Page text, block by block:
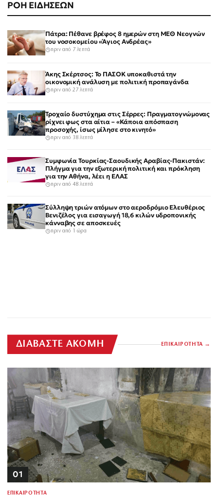
ΡΟΗ ΕΙΔΗΣΕΩΝ
Πάτρα: Πέθανε βρέφος 8 ημερών στη ΜΕΘ Νεογνών
του νοσοκομείου «Άγιος Ανδρέας»
πριν από 7 λεπτά
Άκης Σκέρτσος: Το ΠΑΣΟΚ υποκαθιστά την
οικονομική ανάλυση με πολιτική προπαγάνδα
πριν από 27 λεπτά
Τροχαίο δυστύχημα στις Σέρρες: Πραγματογνώμονας
ρίχνει φως στα αίτια – «Κάποια απόσπαση
προσοχής, ίσως μίλησε στο κινητό»
πριν από 38 λεπτά
Συμφωνία Τουρκίας-Σαουδικής Αραβίας-Πακιστάν:
Πλήγμα για την εξωτερική πολιτική και πρόκληση
για την Αθήνα, λέει η ΕΛΑΣ
πριν από 48 λεπτά
Σύλληψη τριών ατόμων στο αεροδρόμιο Ελευθέριος
Βενιζέλος για εισαγωγή 18,6 κιλών υδροπονικής
κάνναβης σε αποσκευές
πριν από 1 ώρα
ΔΙΑΒΑΣΤΕ ΑΚΟΜΗ ΕΠΙΚΑΙΡΟΤΗΤΑ
01
ΕΠΙΚΑΙΡΟΤΗΤΑ